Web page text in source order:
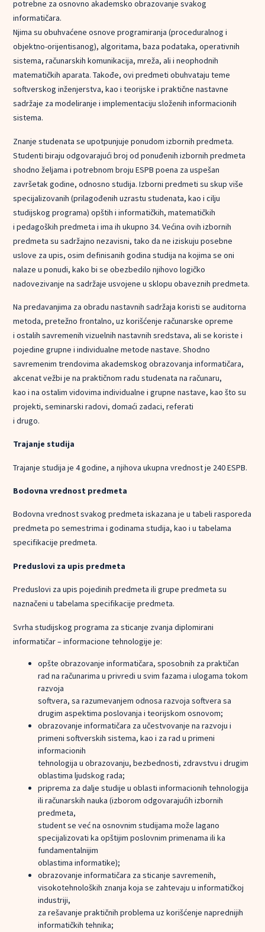
potrebne za osnovno akademsko obrazovanje svakog
informatičara.
Njima su obuhvaćene osnove programiranja (proceduralnog i
objektno-orijentisanog), algoritama, baza podataka, operativnih
sistema, računarskih komunikacija, mreža, ali i neophodnih
matematičkih aparata. Takođe, ovi predmeti obuhvataju teme
softverskog inženjerstva, kao i teorijske i praktične nastavne
sadržaje za modeliranje i implementaciju složenih informacionih
sistema.
Znanje studenata se upotpunjuje ponudom izbornih predmeta.
Studenti biraju odgovarajući broj od ponuđenih izbornih predmeta
shodno željama i potrebnom broju ESPB poena za uspešan
završetak godine, odnosno studija. Izborni predmeti su skup više
specijalizovanih (prilagođenih uzrastu studenata, kao i cilju
studijskog programa) opštih i informatičkih, matematičkih
i pedagoških predmeta i ima ih ukupno 34. Većina ovih izbornih
predmeta su sadržajno nezavisni, tako da ne iziskuju posebne
uslove za upis, osim definisanih godina studija na kojima se oni
nalaze u ponudi, kako bi se obezbedilo njihovo logičko
nadovezivanje na sadržaje usvojene u sklopu obaveznih predmeta.
Na predavanjima za obradu nastavnih sadržaja koristi se auditorna
metoda, pretežno frontalno, uz korišćenje računarske opreme
i ostalih savremenih vizuelnih nastavnih sredstava, ali se koriste i
pojedine grupne i individualne metode nastave. Shodno
savremenim trendovima akademskog obrazovanja informatičara,
akcenat vežbi je na praktičnom radu studenata na računaru,
kao i na ostalim vidovima individualne i grupne nastave, kao što su
projekti, seminarski radovi, domaći zadaci, referati
i drugo.
Trajanje studija
Trajanje studija je 4 godine, a njihova ukupna vrednost je 240 ESPB.
Bodovna vrednost predmeta
Bodovna vrednost svakog predmeta iskazana je u tabeli rasporeda
predmeta po semestrima i godinama studija, kao i u tabelama
specifikacije predmeta.
Preduslovi za upis predmeta
Preduslovi za upis pojedinih predmeta ili grupe predmeta su
naznačeni u tabelama specifikacije predmeta.
Svrha studijskog programa za sticanje zvanja diplomirani
informatičar – informacione tehnologije je:
opšte obrazovanje informatičara, sposobnih za praktičan
rad na računarima u privredi u svim fazama i ulogama tokom
razvoja
softvera, sa razumevanjem odnosa razvoja softvera sa
drugim aspektima poslovanja i teorijskom osnovom;
obrazovanje informatičara za učestvovanje na razvoju i
primeni softverskih sistema, kao i za rad u primeni
informacionih
tehnologija u obrazovanju, bezbednosti, zdravstvu i drugim
oblastima ljudskog rada;
priprema za dalje studije u oblasti informacionih tehnologija
ili računarskih nauka (izborom odgovarajućih izbornih
predmeta,
student se već na osnovnim studijama može lagano
specijalizovati ka opštijim poslovnim primenama ili ka
fundamentalnijim
oblastima informatike);
obrazovanje informatičara za sticanje savremenih,
visokotehnoloških znanja koja se zahtevaju u informatičkoj
industriji,
za rešavanje praktičnih problema uz korišćenje naprednijih
informatičkih tehnika;